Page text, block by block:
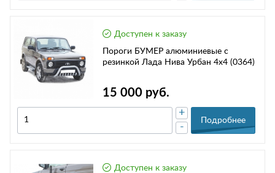
Доступен к заказу
Пороги БУМЕР алюминиевые с
резинкой Лада Нива Урбан 4х4 (0364)
15 000 руб.
-
+
Подробнее
Доступен к заказу